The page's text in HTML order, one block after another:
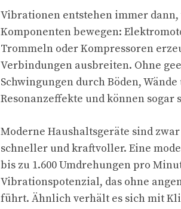
Vibrationen entstehen immer
Komponenten bewegen:
Trommeln oder Kompressoren
Verbindungen ausbreiten. Ohne
Schwingungen durch Böden,
Resonanzeffekte und können
Moderne Haushaltsgeräte sind
schneller und kraftvoller. Eine
bis zu 1.600 Umdrehungen pro
Vibrationspotenzial, das ohne
führt. Ähnlich verhält es sich mit